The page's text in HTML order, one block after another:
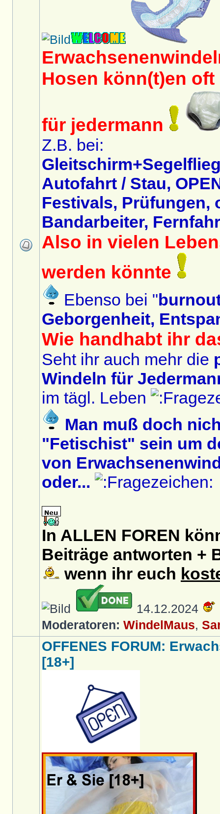
Hosen könn(t)en
für jedermann
Z.B. bei:
Autofahrt / Stau,
Festivals, Prüfungen,
Bandarbeiter,
Also in vielen
werden könnte
Ebenso bei "
Geborgenheit,
Wie handhabt ihr
Seht ihr auch mehr die
Windeln für
im tägl. Leben
Man muß doch
"Fetischist" sein um
von
oder...
In ALLEN FOREN
Beiträge antworten +
wenn ihr euch
14.12.2024
Moderatoren: WindelMaus,
OFFENES FORUM:
[18+]